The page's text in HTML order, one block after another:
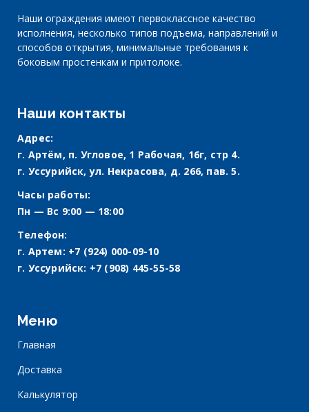
Наши ограждения имеют первоклассное качество
исполнения, несколько типов подъема, направлений и
способов открытия, минимальные требования к
боковым простенкам и притолоке.
Наши контакты
Адрес:
г. Артём, п. Угловое, 1 Рабочая, 16г, стр 4.
г. Уссурийск, ул. Некрасова, д. 266, пав. 5.
Часы работы:
Пн — Вс 9:00 — 18:00
Телефон:
г. Артем: +7 (924) 000-09-10
г. Уссурийск: +7 (908) 445-55-58
Меню
Главная
Доставка
Калькулятор